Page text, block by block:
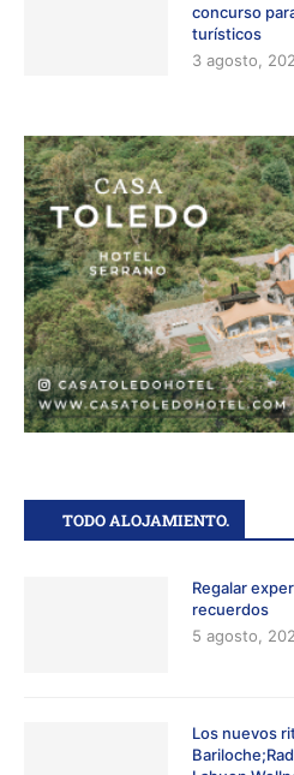
concurso
turísticos
3 agosto,
TODO ALOJAMIENTO.
Regalar
recuerdos
5 agosto,
Los nuevos